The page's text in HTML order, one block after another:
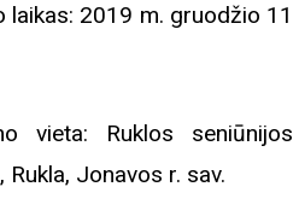
laikas: 2019 m. gruodžio 11
vieta: Ruklos seniūnijos
Jonavos r. sav.